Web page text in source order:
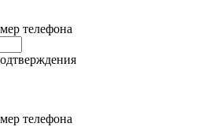
телефона
телефона